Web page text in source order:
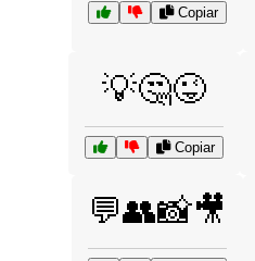
Copiar
💡🤔😜
Copiar
💬👥📸🎥